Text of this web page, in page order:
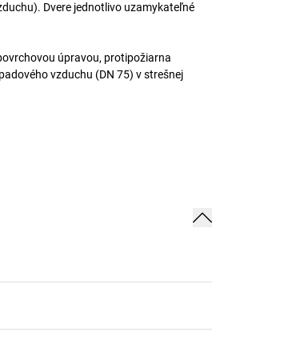
Dvere jednotlivo uzamykateľné
úpravou, protipožiarna
vzduchu (DN 75) v strešnej